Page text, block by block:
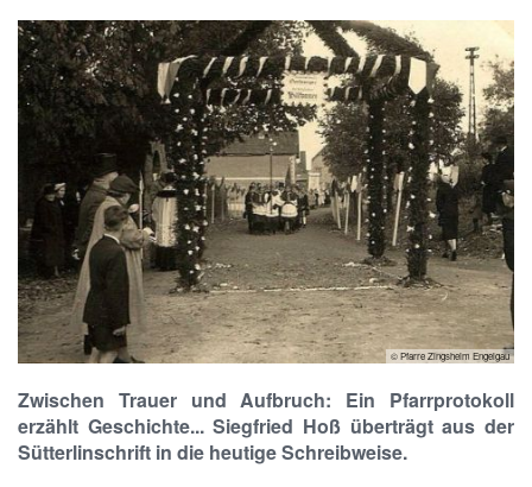
© Pfarre Zingsheim Engelgau
Zwischen Trauer und Aufbruch: Ein Pfarrprotokoll
erzählt Geschichte... Siegfried Hoß überträgt aus der
Sütterlinschrift in die heutige Schreibweise.